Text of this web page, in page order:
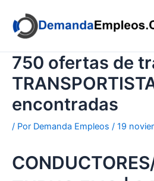
contenido
750 ofertas de
encontradas
/ Por Demanda Empleos / 19